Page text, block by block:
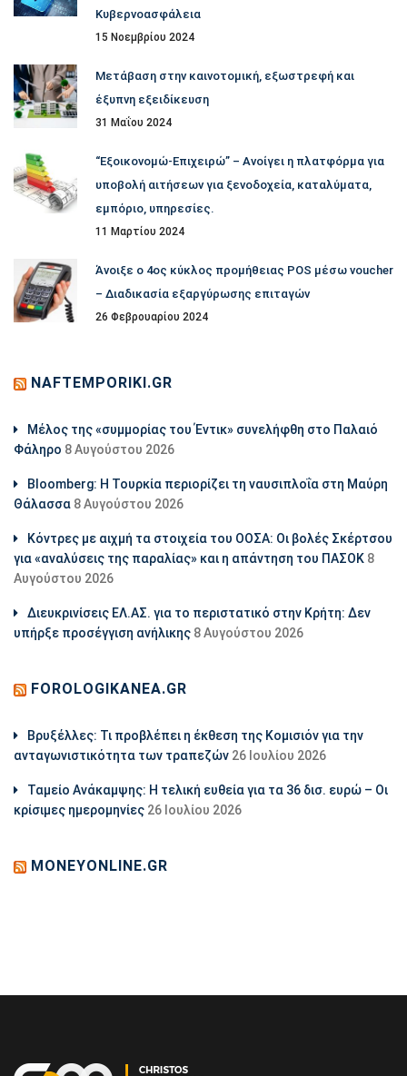
Κυβερνοασφάλεια
15 Νοεμβρίου 2024
Μετάβαση στην καινοτομική, εξωστρεφή και
έξυπνη εξειδίκευση
31 Μαΐου 2024
“Εξοικονομώ-Επιχειρώ” – Ανοίγει η πλατφόρμα για
υποβολή αιτήσεων για ξενοδοχεία, καταλύματα,
εμπόριο, υπηρεσίες.
11 Μαρτίου 2024
Άνοιξε ο 4ος κύκλος προμήθειας POS μέσω voucher
– Διαδικασία εξαργύρωσης επιταγών
26 Φεβρουαρίου 2024
NAFTEMPORIKI.GR
Μέλος της «συμμορίας του Έντικ» συνελήφθη στο Παλαιό
Φάληρο 8 Αυγούστου 2026
Bloomberg: Η Τουρκία περιορίζει τη ναυσιπλοΐα στη Μαύρη
Θάλασσα 8 Αυγούστου 2026
Κόντρες με αιχμή τα στοιχεία του ΟΟΣΑ: Οι βολές Σκέρτσου
για «αναλύσεις της παραλίας» και η απάντηση του ΠΑΣΟΚ 8
Αυγούστου 2026
Διευκρινίσεις ΕΛ.ΑΣ. για το περιστατικό στην Κρήτη: Δεν
υπήρξε προσέγγιση ανήλικης 8 Αυγούστου 2026
FOROLOGIKANEA.GR
Βρυξέλλες: Τι προβλέπει η έκθεση της Κομισιόν για την
ανταγωνιστικότητα των τραπεζών 26 Ιουλίου 2026
Ταμείο Ανάκαμψης: Η τελική ευθεία για τα 36 δισ. ευρώ – Οι
κρίσιμες ημερομηνίες 26 Ιουλίου 2026
MONEYONLINE.GR